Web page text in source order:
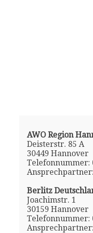
AWO Region
Deisterstr. 85 A
30449 Hannover
Telefonnummer:
Berlitz
Joachimstr. 1
30159 Hannover
Telefonnummer: